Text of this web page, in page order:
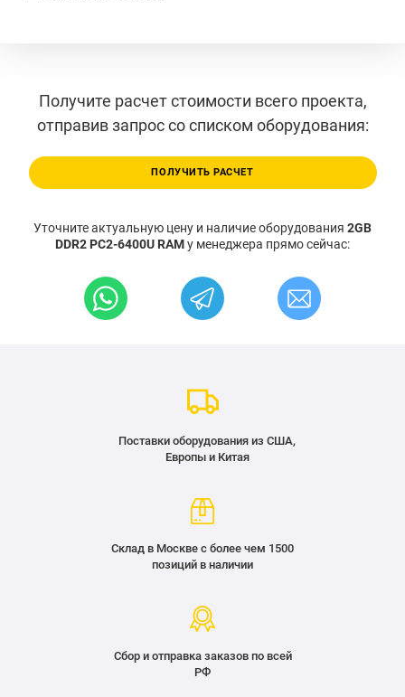
Получите расчет стоимости всего проекта,
отправив запрос со списком оборудования:
ПОЛУЧИТЬ РАСЧЕТ
Уточните актуальную цену и наличие оборудования 2GB
DDR2 PC2-6400U RAMу менеджера прямо сейчас:
Поставки оборудования из США,
Европы и Китая
Склад в Москве с более чем 1500
позиций в наличии
Сбор и отправка заказов по всей
РФ